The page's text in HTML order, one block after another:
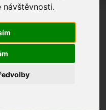
návštěvnosti.